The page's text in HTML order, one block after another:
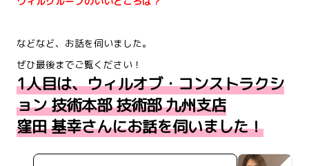
などなど、お話を伺いました。
ぜひ最後までご覧ください！
1人目は、ウィルオブ・コンストラクシ
ョン 技術本部 技術部 九州支店
窪田 基幸さんにお話を伺いました！